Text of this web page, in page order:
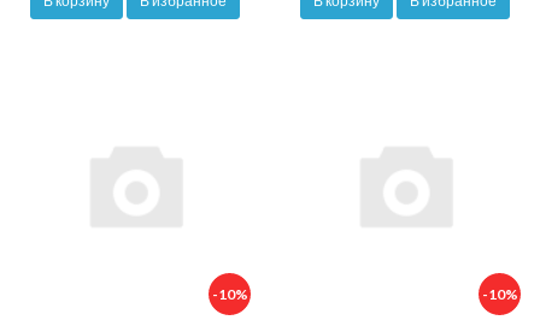
-10% -10%